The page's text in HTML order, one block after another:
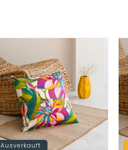
Ausverkauft